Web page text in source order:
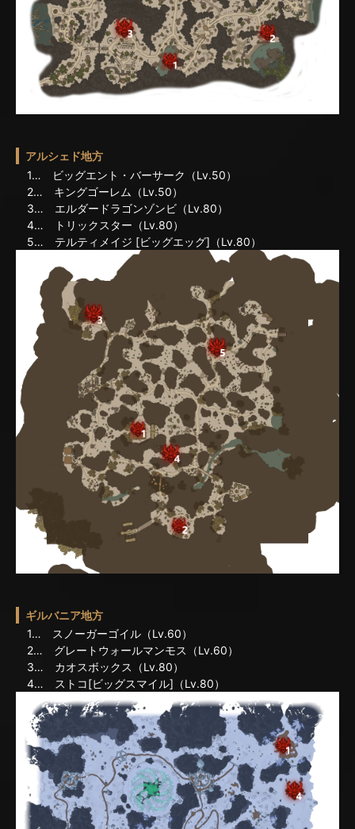
アルシェド地方
1… ビッグエント・バーサーク（Lv.50）
2… キングゴーレム（Lv.50）
3… エルダードラゴンゾンビ（Lv.80）
4… トリックスター（Lv.80）
5… テルティメイジ [ビッグエッグ]（Lv.80）
ギルバニア地方
1… スノーガーゴイル（Lv.60）
2… グレートウォールマンモス（Lv.60）
3… カオスボックス（Lv.80）
4… ストコ[ビッグスマイル]（Lv.80）